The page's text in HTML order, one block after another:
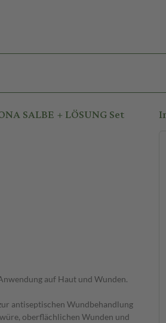
SALBE + LÖSUNG Set
auf Haut und Wunden.
antiseptischen Wundbehandlung
oberflächlichen Wunden und